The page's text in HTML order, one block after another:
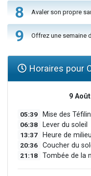
8 Avaler son propre
9 Offrez une semaine
Horaires pour
9
05:39 Mise des
06:38 Lever du soleil
13:37 Heure de
20:36 Coucher du
21:18 Tombée de la